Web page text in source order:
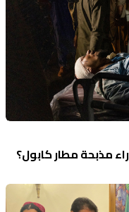
مذبحة مطار كابول؟